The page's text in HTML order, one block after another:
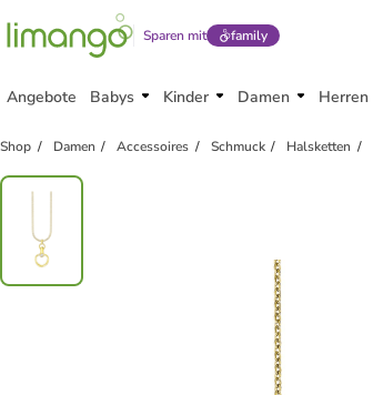
Sparen mit family
Angebote Babys Kinder Damen Herren
Shop Damen Accessoires Schmuck Halsketten